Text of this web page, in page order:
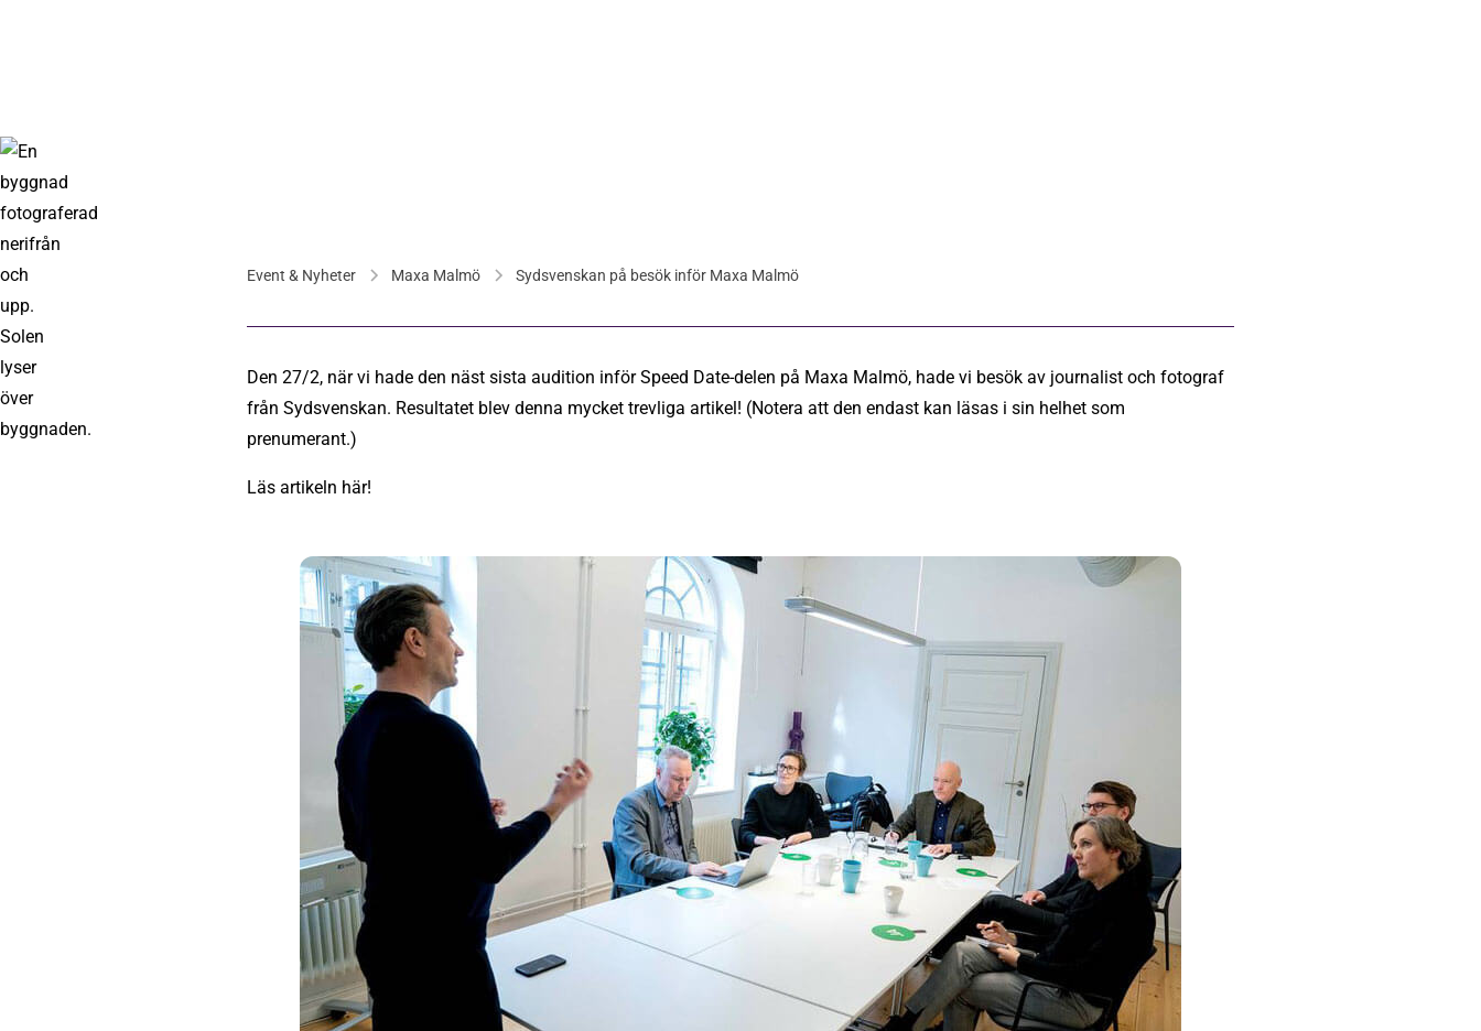
Event & Nyheter Maxa Malmö Sydsvenskan på besök inför Maxa Malmö
Den 27/2, när vi hade den näst sista audition inför Speed Date-delen på Maxa Malmö, hade vi besök av journalist och fotograf
från Sydsvenskan. Resultatet blev denna mycket trevliga artikel! (Notera att den endast kan läsas i sin helhet som
prenumerant.)
Läs artikeln här!